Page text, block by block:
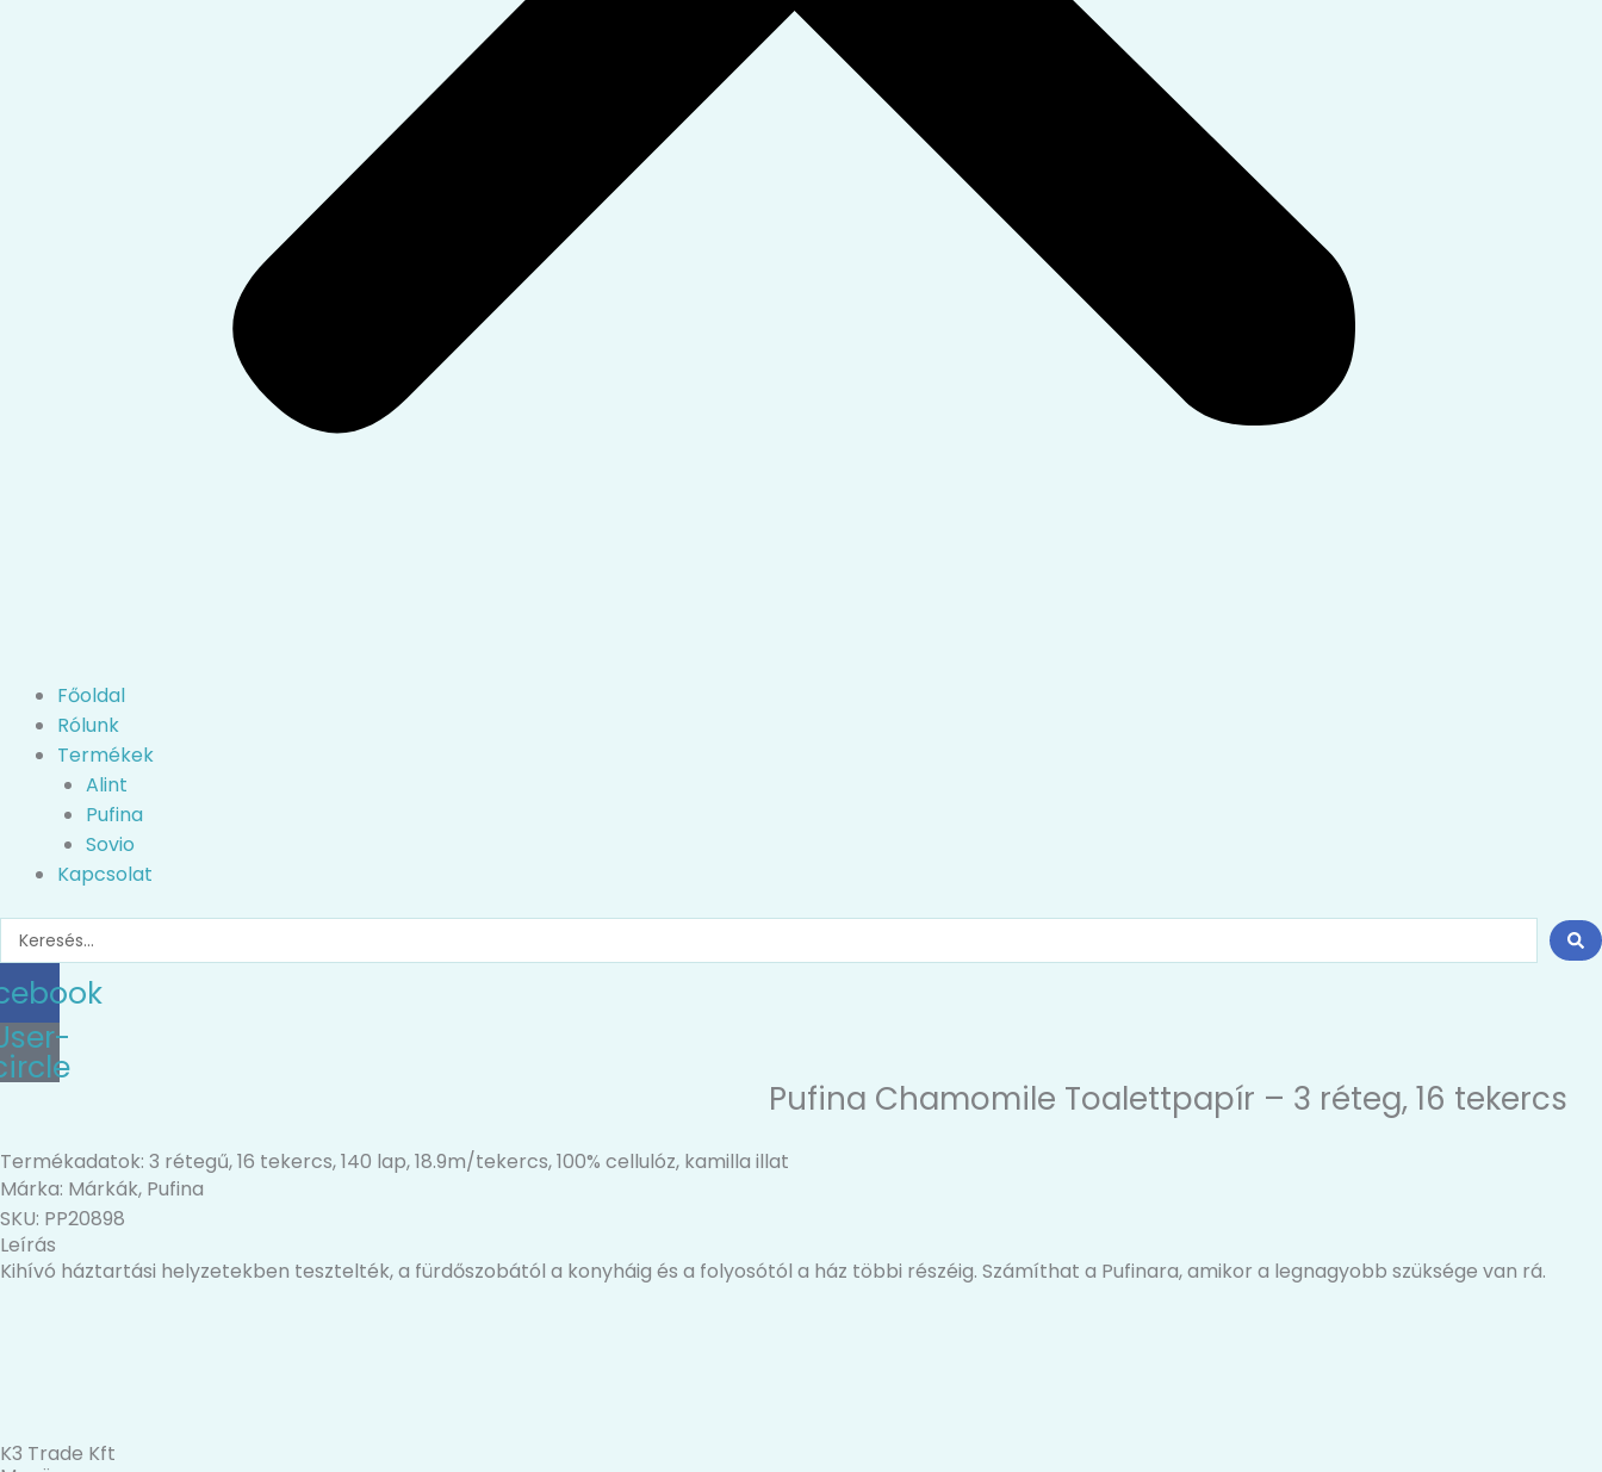
Főoldal
Rólunk
Termékek
Alint
Pufina
Sovio
Kapcsolat
Search
...
Pufina Chamomile Toalettpapír – 3 réteg, 16 tekercs
Termékadatok: 3 rétegű, 16 tekercs, 140 lap, 18.9m/tekercs, 100% cellulóz, kamilla illat
Márka: Márkák, Pufina
SKU: PP20898
Leírás
Kihívó háztartási helyzetekben tesztelték, a fürdőszobától a konyháig és a folyosótól a ház többi részéig. Számíthat a Pufinara, amikor a legnagyobb szüksége van rá.
K3 Trade Kft